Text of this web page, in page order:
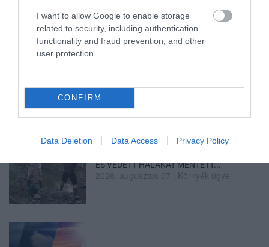
I want to allow Google to enable storage
related to security, including authentication
functionality and fraud prevention, and other
user protection.
CONFIRM
Data Deletion Data Access Privacy Policy
ÉS VÉDETT HALAKAT MENTETT...
2026. augusztus 07 Környék ügye